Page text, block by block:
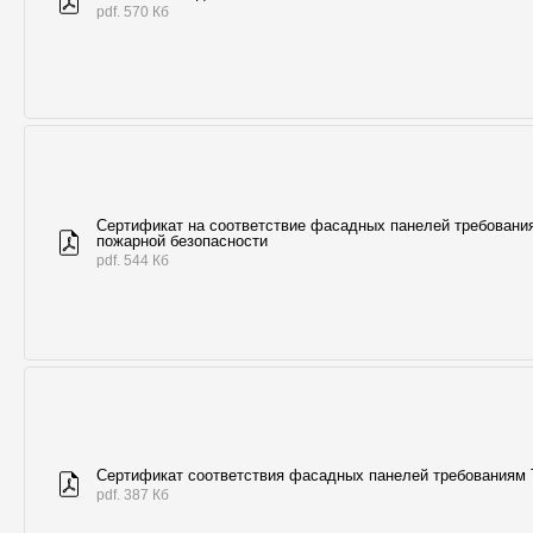
pdf. 570 Кб
Сертификат на соответствие фасадных панелей
пожарной безопасности
pdf. 544 Кб
Сертификат соответствия фасадных панелей требованиям
pdf. 387 Кб